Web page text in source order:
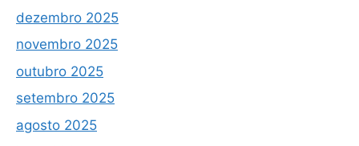
dezembro 2025
novembro 2025
outubro 2025
setembro 2025
agosto 2025